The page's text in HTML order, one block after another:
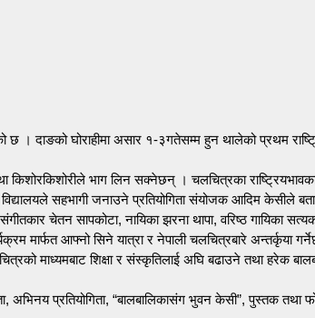
दाङको घोराहीमा असार १-३गतेसम्म हुन थालेको प्रथम
किशोरकिशोरीले भाग लिन सक्नेछन् । चलचित्रका
विद्यालयले सहभागी जनाउने प्रतियोगिता संयोजक आदिम केसीले
चेतन सापकोटा, नायिका झरना थापा, वरिष्ठ
मार्फत आफ्नो सिने यात्रा र नेपाली चलचित्रबारे अन्तर्कृया
माध्यमबाट शिक्षा र संस्कृतिलाई अघि बढाउने तथा हरेक
अभिनय प्रतियोगिता, “बालबालिकासंग भुवन केसी”, पुस्तक